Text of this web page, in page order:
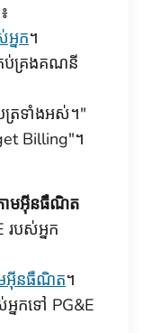
នក។
ប់គ្រងគណនី
ត្រទាំងអស់។"
Billing"។
ាមអ៊ីនធឺណិត
បស់អ្នក
មអ៊ីនធឺណិត។
អ្នកទៅ PG&E